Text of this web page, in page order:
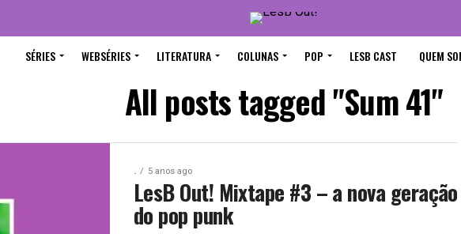
SÉRIES WEBSÉRIES LITERATURA COLUNAS POP LESB CAST QUEM
All posts tagged "Sum 41"
. 5 anos ago
LesB Out! Mixtape #3 – a nova geração
do pop punk